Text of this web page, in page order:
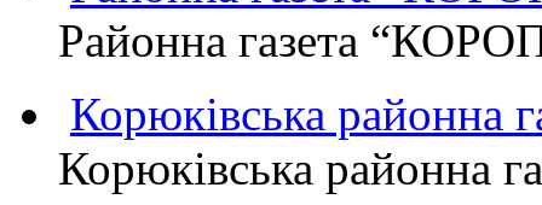
Районна газета
Корюківська районна
Корюківська районна